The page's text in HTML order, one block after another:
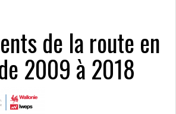
de la route en
2009 à 2018